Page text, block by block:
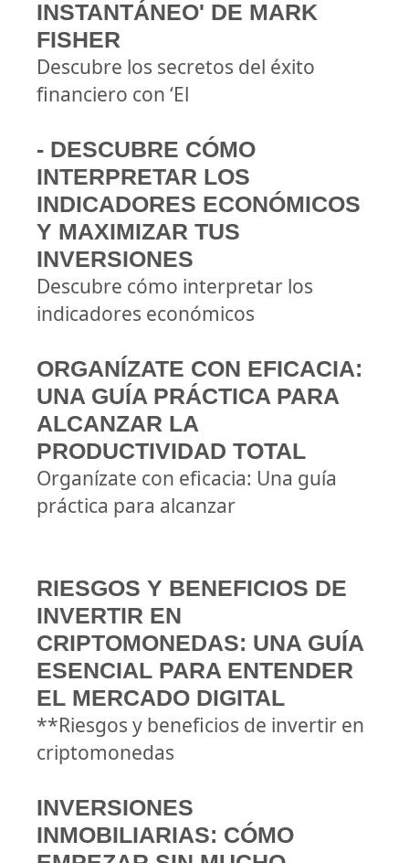
INSTANTÁNEO' DE MARK
FISHER
Descubre los secretos del éxito
financiero con ‘El
- DESCUBRE CÓMO
INTERPRETAR LOS
INDICADORES ECONÓMICOS
Y MAXIMIZAR TUS
INVERSIONES
Descubre cómo interpretar los
indicadores económicos
ORGANÍZATE CON EFICACIA:
UNA GUÍA PRÁCTICA PARA
ALCANZAR LA
PRODUCTIVIDAD TOTAL
Organízate con eficacia: Una guía
práctica para alcanzar
RIESGOS Y BENEFICIOS DE
INVERTIR EN
CRIPTOMONEDAS: UNA GUÍA
ESENCIAL PARA ENTENDER
EL MERCADO DIGITAL
**Riesgos y beneficios de invertir en
criptomonedas
INVERSIONES
INMOBILIARIAS: CÓMO